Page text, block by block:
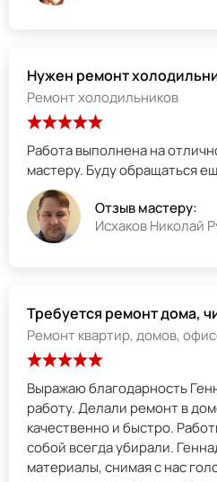
Нужен ремонт
Ремонт холодильников
Работа выполнена на
мастеру. Буду обращаться
Отзыв мастеру:
Исхаков Николай
Требуется ремонт дома,
Ремонт квартир, домов,
Выражаю благодарность
работу. Делали ремонт в
качественно и быстро.
собой всегда убирали.
материалы, снимая с нас